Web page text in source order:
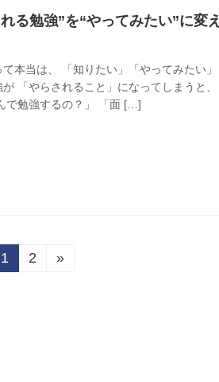
れる勉強”を“やってみたい”に変
本当は、 「知りたい」「やってみたい
「やらされること」になってしまうと
で勉強するの？」 「面 […]
固
1
固
2 »